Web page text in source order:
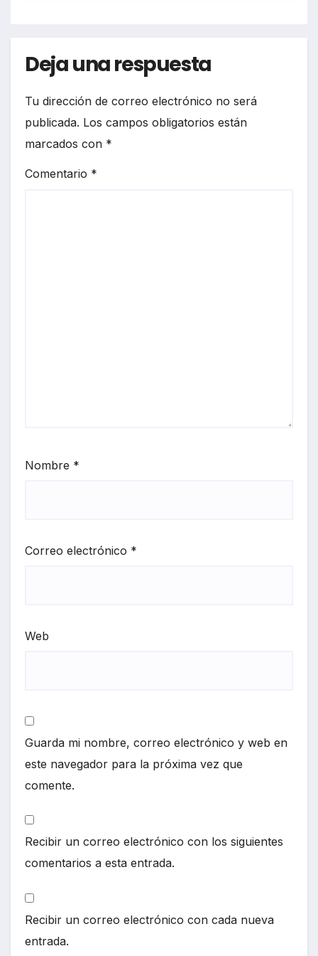
Deja una respuesta
Tu dirección de correo electrónico no será
publicada. Los campos obligatorios están
marcados con *
Comentario *
Nombre *
Correo electrónico *
Web
Guarda mi nombre, correo electrónico y web en
este navegador para la próxima vez que
comente.
Recibir un correo electrónico con los siguientes
comentarios a esta entrada.
Recibir un correo electrónico con cada nueva
entrada.